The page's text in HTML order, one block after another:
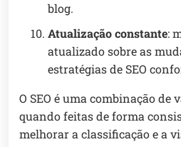
blog.
Atualização constante:
atualizado sobre as
estratégias de SEO
O SEO é uma combinação de
quando feitas de forma
melhorar a classificação e a